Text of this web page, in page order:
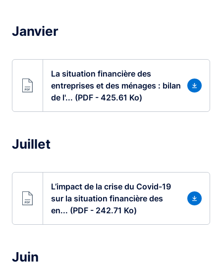
Janvier
La situation financière des
entreprises et des ménages : bilan
de l'... (PDF - 425.61 Ko)
Juillet
L’impact de la crise du Covid-19
sur la situation financière des
en... (PDF - 242.71 Ko)
Juin